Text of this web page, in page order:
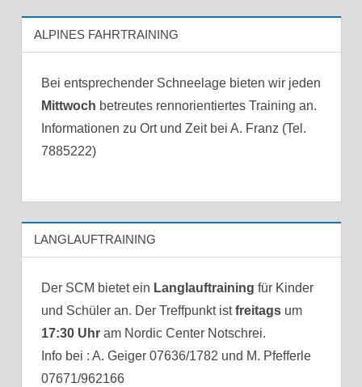
ALPINES FAHRTRAINING
Bei entsprechender Schneelage bieten wir jeden
Mittwoch betreutes rennorientiertes Training an.
Informationen zu Ort und Zeit bei A. Franz (Tel.
7885222)
LANGLAUFTRAINING
Der SCM bietet ein Langlauftraining für Kinder
und Schüler an. Der Treffpunkt istfreitagsum
17:30 Uhram Nordic Center Notschrei.
Info bei : A. Geiger 07636/1782 und M. Pfefferle
07671/962166